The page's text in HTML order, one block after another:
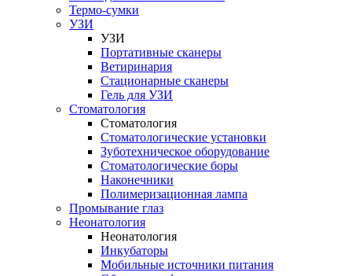
Термо-сумки
УЗИ
УЗИ
Портативные сканеры
Ветиринария
Стационарные сканеры
Гель для УЗИ
Стоматология
Стоматология
Стоматологические установки
Зуботехническое оборудование
Стоматологические боры
Наконечники
Полимеризационная лампа
Промывание глаз
Неонатология
Неонатология
Инкубаторы
Мобильные источники питания